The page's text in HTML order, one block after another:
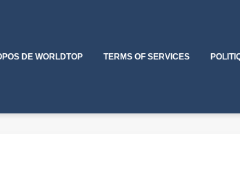
DE WORLDTOP TERMS OF SERVICES